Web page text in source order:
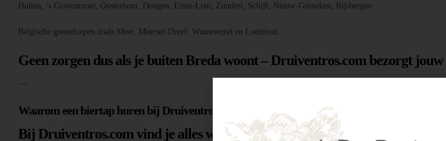
Hulten, ’s Gravenmoer, Oosterhout, Dongen, Etten-Leur, Zundert, Schijf, Nieuw-Ginneken, Rijsbergen
Belgische grensdorpen zoals Meer, Meersel-Dreef, Wuustwezel en Loenhout
Geen zorgen dus als je buiten Breda woont – Druiventros.com bezorgt
—
Waarom een biertap huren bij Druiventros.com?
Bij Druiventros.com vind je alles wat je nodig hebt om jouw feest of